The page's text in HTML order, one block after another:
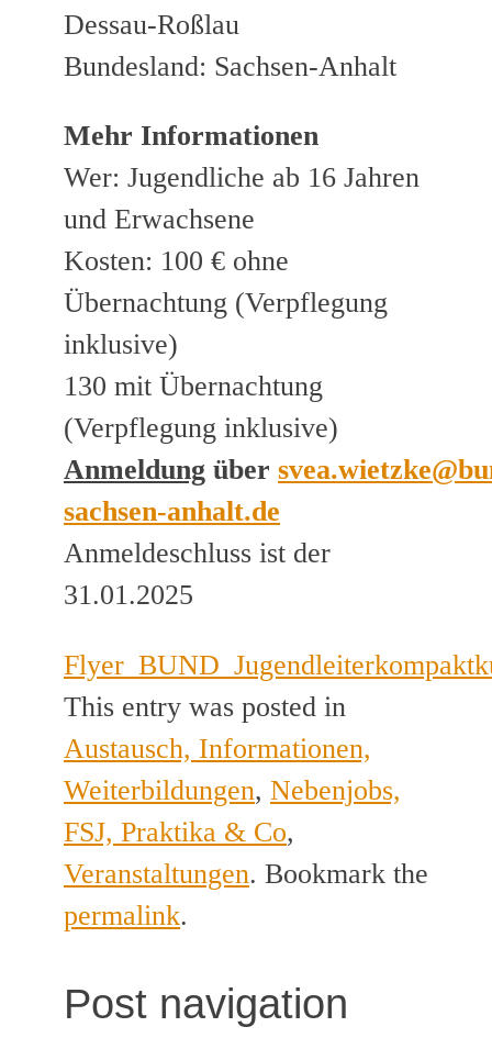
Dessau-Roßlau
Bundesland: Sachsen-Anhalt
Mehr Informationen
Wer: Jugendliche ab 16 Jahren
und Erwachsene
Kosten: 100 € ohne
Übernachtung (Verpflegung
inklusive)
130 mit Übernachtung
(Verpflegung inklusive)
Anmeldung über
sachsen-anhalt.de
Anmeldeschluss ist der
31.01.2025
This entry was posted in
Austausch, Informationen,
Weiterbildungen, Nebenjobs,
FSJ, Praktika & Co,
Veranstaltungen. Bookmark the
permalink.
Post navigation